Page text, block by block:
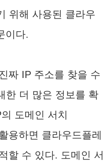
위해 사용된 클라우
이다.
짜 IP 주소를 찾을 수
한 더 많은 정보를 확
도메인 서치
용하면 클라우드플레
할 수 있다. 도메인 서